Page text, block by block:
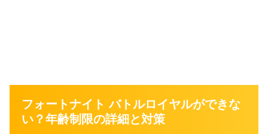
フォートナイト バトルロイヤルができな
い？年齢制限の詳細と対策